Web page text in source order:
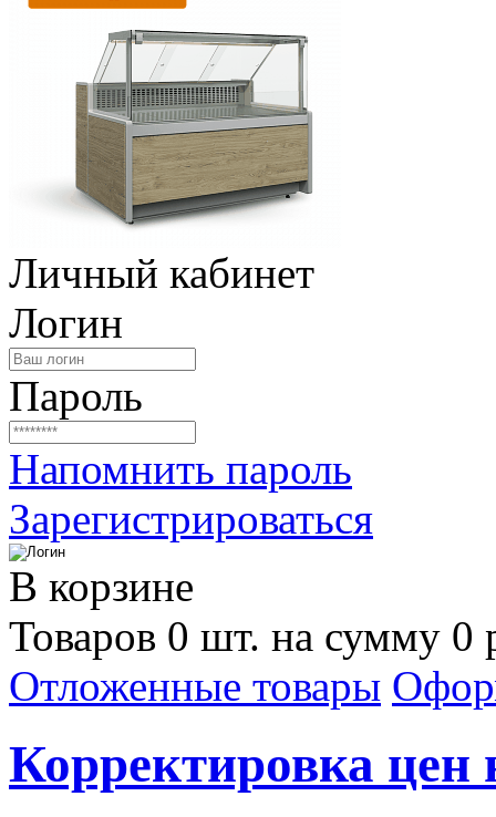
Личный кабинет
Логин
Пароль
Напомнить пароль
Зарегистрироваться
В корзине
Товаров 0 шт. на сумму 0
Отложенные товары
Корректировка цен